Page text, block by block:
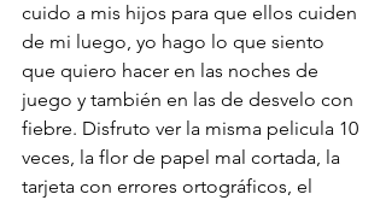
cuido a mis hijos para que ellos cuiden
de mi luego, yo hago lo que siento
que quiero hacer en las noches de
juego y también en las de desvelo con
fiebre. Disfruto ver la misma pelicula 10
veces, la flor de papel mal cortada, la
tarjeta con errores ortográficos, el